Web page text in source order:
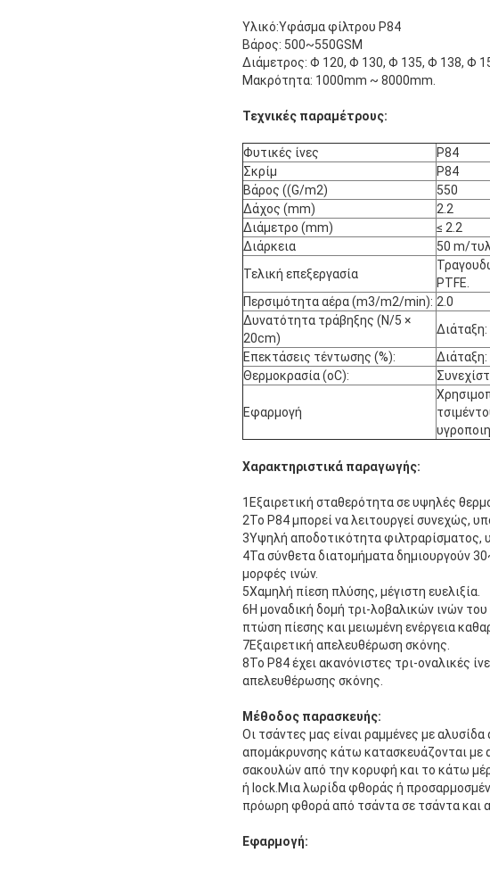
Υλικό:Υφάσμα φίλτρου P84
Βάρος: 500~550GSM
Διάμετρος: Φ 120, Φ 130, Φ 135, Φ 138, Φ
Μακρότητα: 1000mm ~ 8000mm.
Τεχνικές παραμέτρους:
Φυτικές ίνες
P84
Σκρίμ
P84
Βάρος ((G/m2)
550
Δάχος (mm)
2.2
Διάμετρο (mm)
≤ 2.2
Διάρκεια
50 m/
Τελική επεξεργασία
PTFE.
Περσιμότητα αέρα (m3/m2/min): 2.0
Δυνατότητα τράβηξης (N/5 ×
20cm)
Διάταξη:
Επεκτάσεις τέντωσης (%):
Θερμοκρασία (oC):
Εφαρμογή
Χαρακτηριστικά παραγωγής:
1Εξαιρετική σταθερότητα σε υψηλές
2Το P84 μπορεί να λειτουργεί συνεχώς,
3Υψηλή αποδοτικότητα φιλτραρίσματος,
4Τα σύνθετα διατομήματα δημιουργούν
μορφές ινών.
5Χαμηλή πίεση πλύσης, μέγιστη ευελιξία.
6Η μοναδική δομή τρι-λοβαλικών ινών
πτώση πίεσης και μειωμένη ενέργεια
7Εξαιρετική απελευθέρωση σκόνης.
8Το P84 έχει ακανόνιστες τρι-οναλικές
απελευθέρωσης σκόνης.
Μέθοδος παρασκευής:
Οι τσάντες μας είναι ραμμένες με
απομάκρυνσης κάτω κατασκευάζονται
σακουλών από την κορυφή και το κάτω
ή lock.Μια λωρίδα φθοράς ή
πρόωρη φθορά από τσάντα σε τσάντα και
Εφαρμογή: